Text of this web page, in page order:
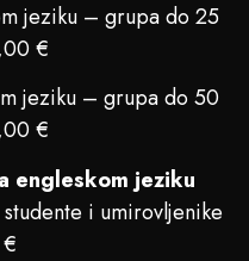
jeziku – grupa do 25
€
jeziku – grupa do 50
€
engleskom jeziku
i umirovljenike